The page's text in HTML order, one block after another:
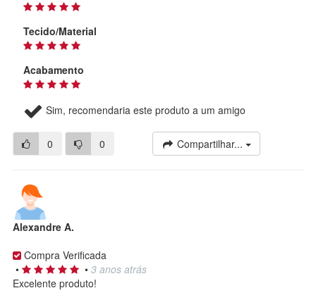
Tecido/Material
Acabamento
Sim, recomendaria este produto a um amigo
0 0 Compartilhar...
Alexandre A.
Compra Verificada
•
• 3 anos atrás
Excelente produto!